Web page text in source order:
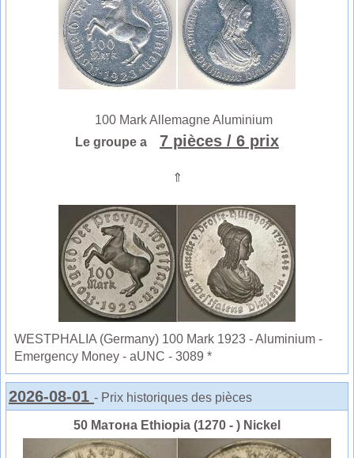
100 Mark Allemagne Aluminium
Le groupe a
7 pièces / 6 prix
⇑
WESTPHALIA (Germany) 100 Mark 1923 - Aluminium -
Emergency Money - aUNC - 3089 *
2026-08-01 - Prix historiques des pièces
50 Матона Ethiopia (1270 - ) Nickel